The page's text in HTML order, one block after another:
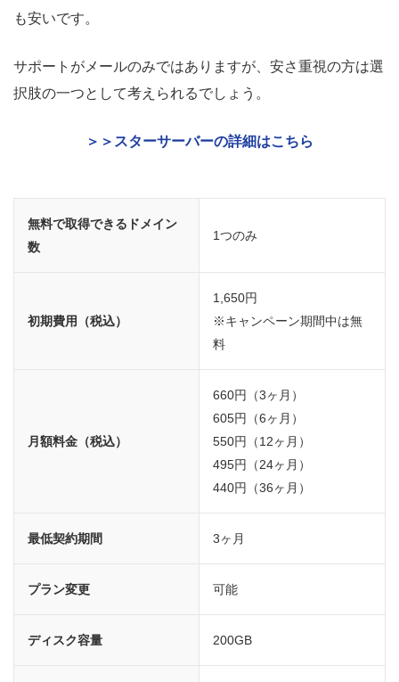
も安いです。
サポートがメールのみではありますが、安さ重視の方は選
択肢の一つとして考えられるでしょう。
＞＞スターサーバーの詳細はこちら
無料で取得できるドメイン
数
1つのみ
初期費用（税込）
1,650円
※キャンペーン期間中は無
料
月額料金（税込）
660円（3ヶ月）
605円（6ヶ月）
550円（12ヶ月）
495円（24ヶ月）
440円（36ヶ月）
最低契約期間 3ヶ月
プラン変更 可能
ディスク容量 200GB